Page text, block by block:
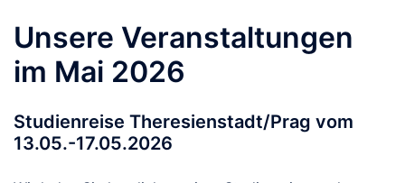
Unsere Veranstaltungen
im Mai 2026
Studienreise Theresienstadt/Prag vom
13.05.-17.05.2026